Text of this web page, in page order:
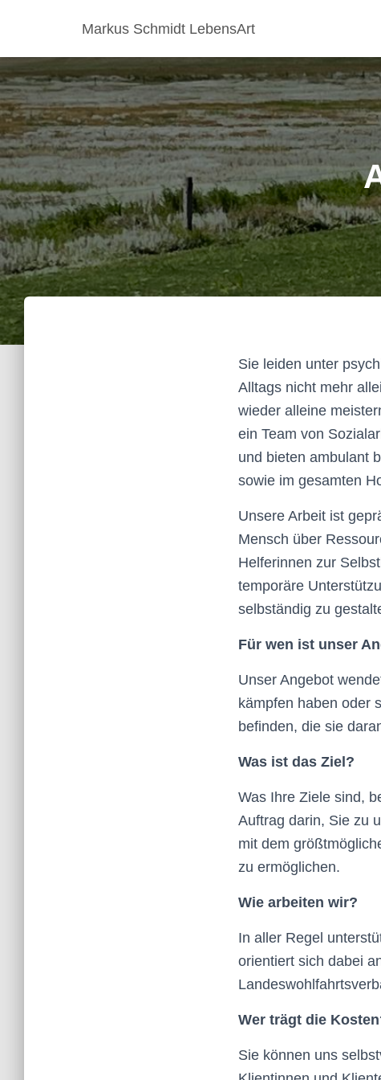
Markus Schmidt LebensArt
Sie leiden unter
Alltags nicht mehr
wieder alleine
ein Team von
und bieten ambulant
sowie im gesamten
Unsere Arbeit ist
Mensch über
Helferinnen zur
temporäre
selbständig zu
Für wen ist unser
Unser Angebot
kämpfen haben oder
befinden, die sie
Was ist das Ziel?
Was Ihre Ziele sind,
Auftrag darin, Sie zu
mit dem
zu ermöglichen.
Wie arbeiten wir?
In aller Regel
orientiert sich dabei
Wer trägt die
Sie können uns